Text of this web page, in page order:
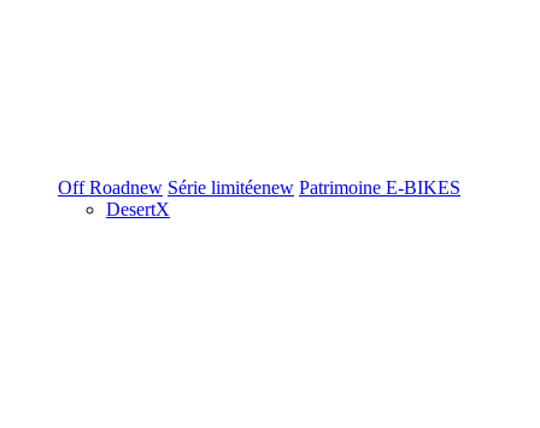
Off Roadnew Série limitéenew Patrimoine E-BIKES
DesertX